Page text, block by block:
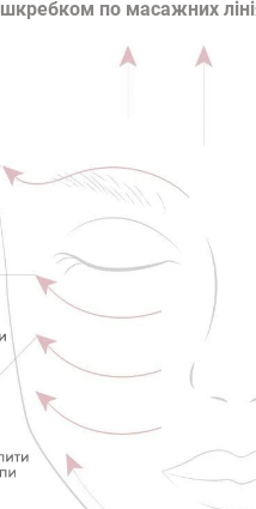
шкребком по масажних